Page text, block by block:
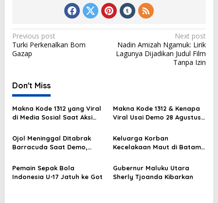
P
o
t
n
a
v
i
g
t
Previous post
Turki Perkenalkan Bom
Gazap
Next post
Nadin Amizah Ngamuk: Lirik
Lagunya Dijadikan Judul Film
Tanpa Izin
Don't Miss
Makna Kode 1312 yang Viral
di Media Sosial Saat Aksi
Makna Kode 1312 & Kenapa
Viral Usai Demo 28 Agustus
Ojol Meninggal Ditabrak
Barracuda Saat Demo,
Berduka
Keluarga Korban
Kecelakaan Maut di Batam
Pemain Sepak Bola
Indonesia U-17 Jatuh ke Got
Gubernur Maluku Utara
Sherly Tjoanda Kibarkan